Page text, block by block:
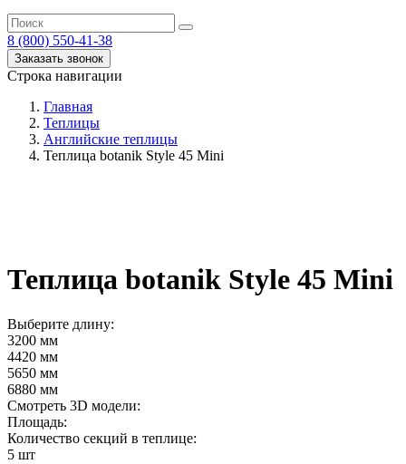
8 (800) 550-41-38
Заказать звонок
Строка навигации
Главная
Теплицы
Английские теплицы
Теплица botanik Style 45 Mini
Теплица botanik Style 45 Mini
Выберите длину:
3200 мм
4420 мм
5650 мм
6880 мм
Смотреть 3D модели:
Площадь:
Количество секций в теплице:
5 шт